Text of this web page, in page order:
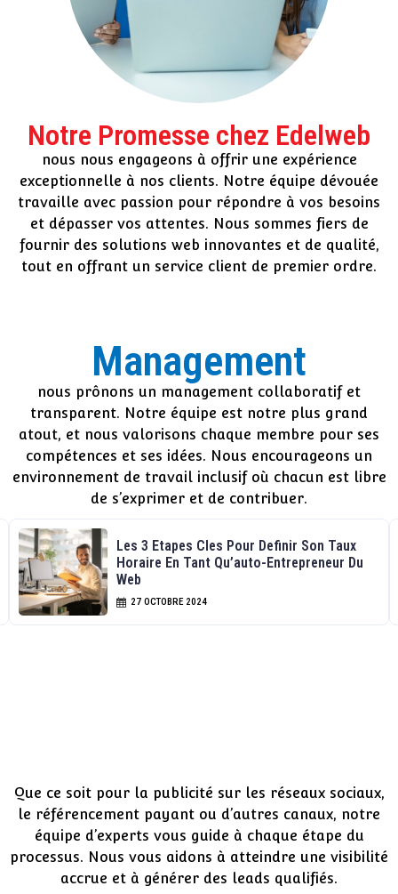
Notre Promesse chez Edelweb
nous nous engageons à offrir une expérience
exceptionnelle à nos clients. Notre équipe dévouée
travaille avec passion pour répondre à vos besoins
et dépasser vos attentes. Nous sommes fiers de
fournir des solutions web innovantes et de qualité,
tout en offrant un service client de premier ordre.
Management
nous prônons un management collaboratif et
transparent. Notre équipe est notre plus grand
atout, et nous valorisons chaque membre pour ses
compétences et ses idées. Nous encourageons un
environnement de travail inclusif où chacun est libre
de s’exprimer et de contribuer.
Les 3 Etapes Cles Pour Definir Son Taux
Horaire En Tant Qu’auto-Entrepreneur Du
Web
27 OCTOBRE 2024
Que ce soit pour la publicité sur les réseaux sociaux,
le référencement payant ou d’autres canaux, notre
équipe d’experts vous guide à chaque étape du
processus. Nous vous aidons à atteindre une visibilité
accrue et à générer des leads qualifiés.